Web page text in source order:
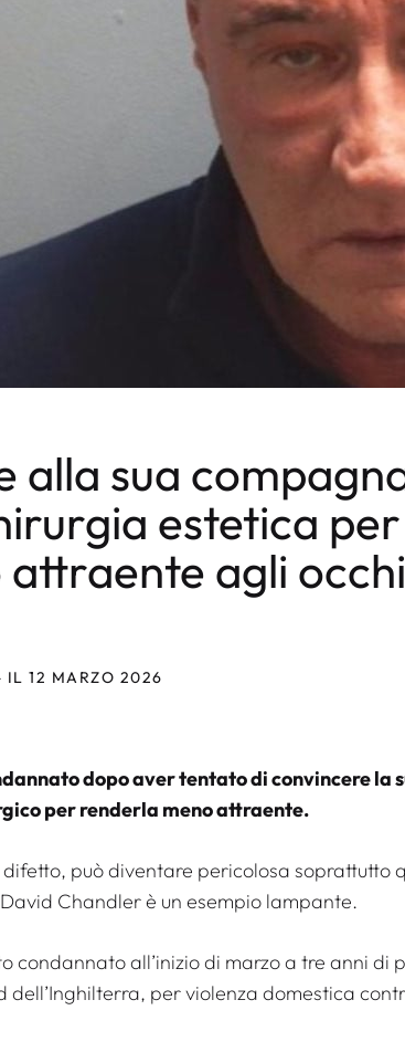
alla sua
estetica per
agli
IL 12 MARZO 2026
dopo aver tentato di convincere la
per renderla meno attraente.
può diventare pericolosa soprattutto
Chandler è un esempio lampante.
condannato all’inizio di marzo a tre anni di
dell’Inghilterra, per violenza domestica